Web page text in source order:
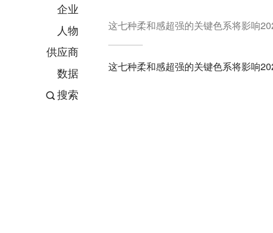
企业
人物
供应商
数据
搜索
这七种柔和感超强的关键色系将影响
这七种柔和感超强的关键色系将影响